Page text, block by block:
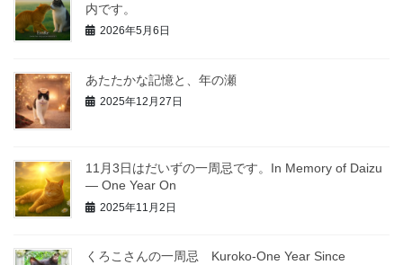
内です。
2026年5月6日
あたたかな記憶と、年の瀬
2025年12月27日
11月3日はだいずの一周忌です。In Memory of Daizu
— One Year On
2025年11月2日
くろこさんの一周忌 Kuroko-One Year Since